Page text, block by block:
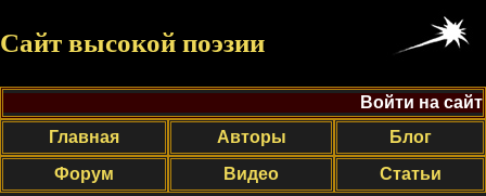
Сайт высокой поэзии
Войти на сайт
Главная
Авторы
Блог
Форум
Видео Статьи